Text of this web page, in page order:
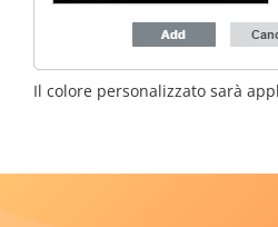
Il colore personalizzato sarà